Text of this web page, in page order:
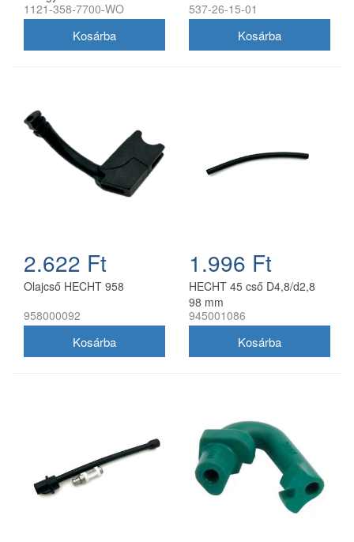
1121-358-7700-WO
537-26-15-01
2.622 Ft
Olajcső HECHT 958
958000092
1.996 Ft
HECHT 45 cső D4,8/d2,8
98 mm
945001086